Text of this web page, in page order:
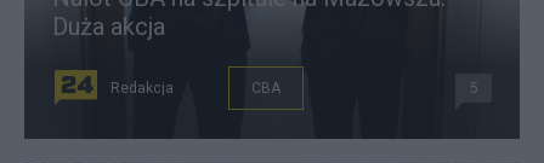
Duża akcja
Redakcja CBA 5